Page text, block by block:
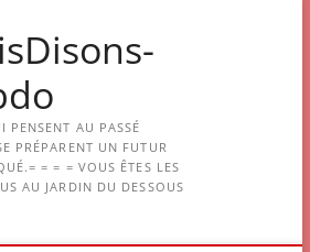
PENSENT AU PASSÉ
PRÉPARENT UN FUTUR
= = = VOUS ÊTES LES
AU JARDIN DU DESSOUS